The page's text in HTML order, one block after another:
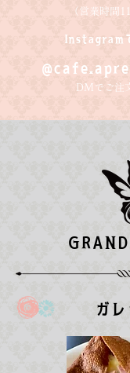
（営業時間
Instagram
​DMでご注
ガレ